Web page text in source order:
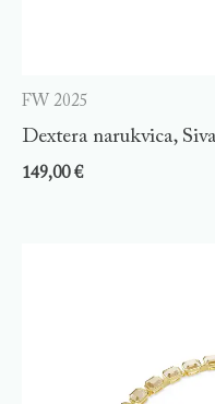
FW 2025
Dextera narukvica,
149,00€